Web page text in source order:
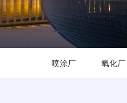
喷涂厂 氧化厂